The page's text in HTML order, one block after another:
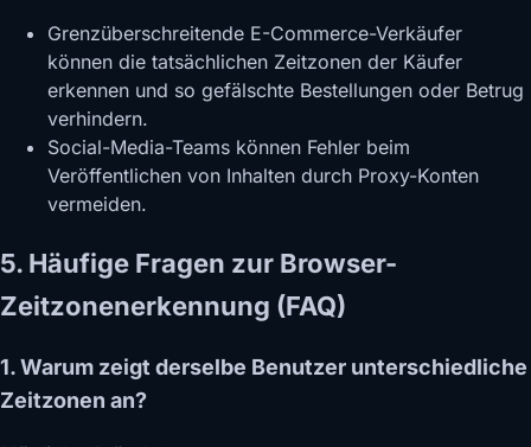
Grenzüberschreitende E-Commerce-Verkäufer
können die tatsächlichen Zeitzonen der Käufer
erkennen und so gefälschte Bestellungen oder Betrug
verhindern.
Social-Media-Teams können Fehler beim
Veröffentlichen von Inhalten durch Proxy-Konten
vermeiden.
5. Häufige Fragen zur Browser-
Zeitzonenerkennung (FAQ)
1. Warum zeigt derselbe Benutzer unterschiedliche
Zeitzonen an?